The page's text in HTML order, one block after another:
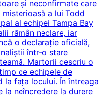
și neconfirmate care
a lui Todd
al echipei Tampa Bay
rămân neclare, iar
o declarație oficială,
într-o stare
Martorii descriu o
ce echipele de
la fața locului. În întreaga
la neîncredere la durere